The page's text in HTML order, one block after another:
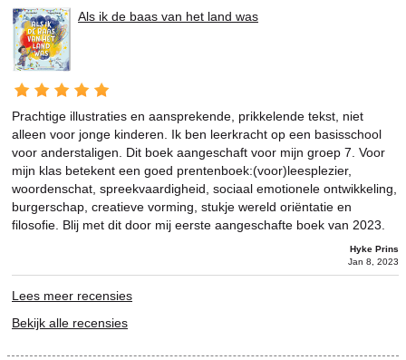
Als ik de baas van het land was
Prachtige illustraties en aansprekende, prikkelende tekst, niet
alleen voor jonge kinderen. Ik ben leerkracht op een basisschool
voor anderstaligen. Dit boek aangeschaft voor mijn groep 7. Voor
mijn klas betekent een goed prentenboek:(voor)leesplezier,
woordenschat, spreekvaardigheid, sociaal emotionele ontwikkeling,
burgerschap, creatieve vorming, stukje wereld oriëntatie en
filosofie. Blij met dit door mij eerste aangeschafte boek van 2023.
Hyke Prins
Jan 8, 2023
Lees meer recensies
Bekijk alle recensies